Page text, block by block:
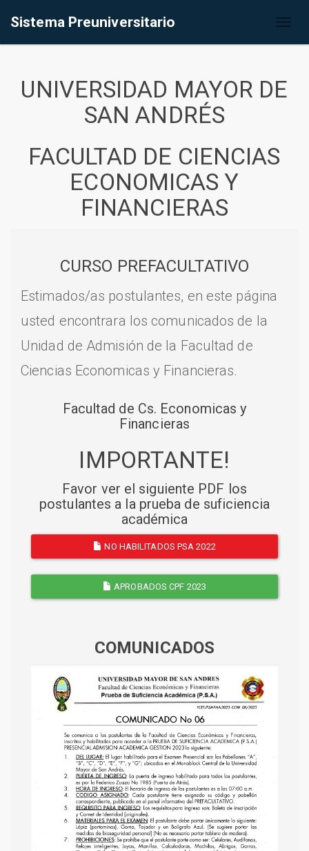
Sistema Preuniversitario
UNIVERSIDAD MAYOR DE
SAN ANDRÉS
FACULTAD DE CIENCIAS
ECONOMICAS Y
FINANCIERAS
CURSO PREFACULTATIVO
Estimados/as postulantes, en este página
usted encontrara los comunicados de la
Unidad de Admisión de la Facultad de
Ciencias Economicas y Financieras.
Facultad de Cs. Economicas y
Financieras
IMPORTANTE!
Favor ver el siguiente PDF los
postulantes a la prueba de suficiencia
académica
NO HABILITADOS PSA 2022
APROBADOS CPF 2023
COMUNICADOS